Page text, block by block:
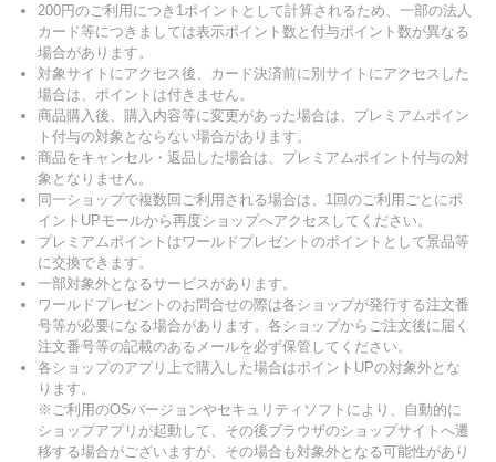
200円のご利用につき1ポイントとして計算されるため、一部の法人
カード等につきましては表示ポイント数と付与ポイント数が異なる
場合があります。
対象サイトにアクセス後、カード決済前に別サイトにアクセスした
場合は、ポイントは付きません。
商品購入後、購入内容等に変更があった場合は、プレミアムポイン
ト付与の対象とならない場合があります。
商品をキャンセル・返品した場合は、プレミアムポイント付与の対
象となりません。
同一ショップで複数回ご利用される場合は、1回のご利用ごとにポ
イントUPモールから再度ショップへアクセスしてください。
プレミアムポイントはワールドプレゼントのポイントとして景品等
に交換できます。
一部対象外となるサービスがあります。
ワールドプレゼントのお問合せの際は各ショップが発行する注文番
号等が必要になる場合があります。各ショップからご注文後に届く
注文番号等の記載のあるメールを必ず保管してください。
各ショップのアプリ上で購入した場合はポイントUPの対象外とな
ります。
※ご利用のOSバージョンやセキュリティソフトにより、自動的に
ショップアプリが起動して、その後ブラウザのショップサイトへ遷
移する場合がございますが、その場合も対象外となる可能性があり